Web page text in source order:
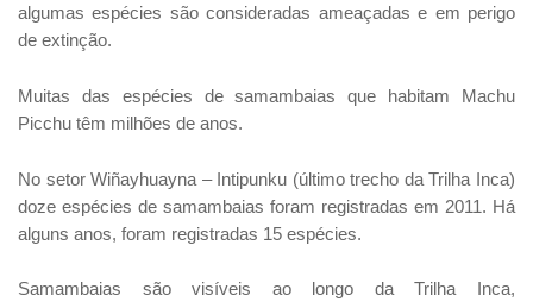
algumas espécies são consideradas ameaçadas e em perigo
de extinção.
Muitas das espécies de samambaias que habitam Machu
Picchu têm milhões de anos.
No setor Wiñayhuayna – Intipunku (último trecho da Trilha Inca)
doze espécies de samambaias foram registradas em 2011. Há
alguns anos, foram registradas 15 espécies.
Samambaias são visíveis ao longo da Trilha Inca,